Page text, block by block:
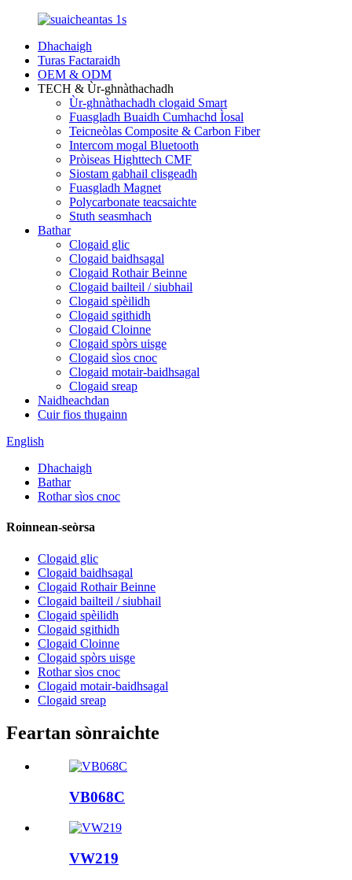
Dhachaigh
Turas Factaraidh
OEM & ODM
TECH & Ùr-ghnàthachadh
Ùr-ghnàthachadh clogaid Smart
Fuasgladh Buaidh Cumhachd Ìosal
Teicneòlas Composite & Carbon Fiber
Intercom mogal Bluetooth
Pròiseas Highttech CMF
Siostam gabhail clisgeadh
Fuasgladh Magnet
Polycarbonate teacsaichte
Stuth seasmhach
Bathar
Clogaid glic
Clogaid baidhsagal
Clogaid Rothair Beinne
Clogaid bailteil / siubhail
Clogaid spèilidh
Clogaid sgithidh
Clogaid Cloinne
Clogaid spòrs uisge
Clogaid sìos cnoc
Clogaid motair-baidhsagal
Clogaid sreap
Naidheachdan
Cuir fios thugainn
English
Dhachaigh
Bathar
Rothar sìos cnoc
Roinnean-seòrsa
Clogaid glic
Clogaid baidhsagal
Clogaid Rothair Beinne
Clogaid bailteil / siubhail
Clogaid spèilidh
Clogaid sgithidh
Clogaid Cloinne
Clogaid spòrs uisge
Rothar sìos cnoc
Clogaid motair-baidhsagal
Clogaid sreap
Feartan sònraichte
VB068C
VW219